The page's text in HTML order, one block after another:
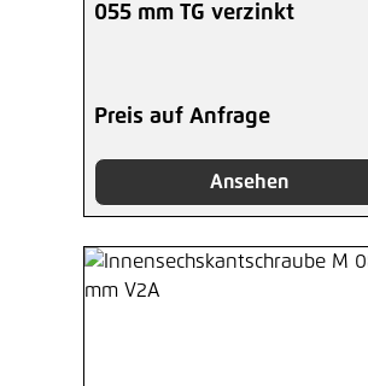
055 mm TG verzinkt
Preis auf Anfrage
Ansehen